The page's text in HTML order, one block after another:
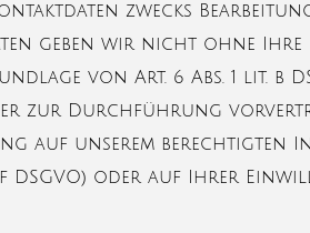
zwecks
geben wir nicht ohne
von Art. 6 Abs. 1 lit. b
zur Durchführung
auf unserem berechtigten
oder auf Ihrer